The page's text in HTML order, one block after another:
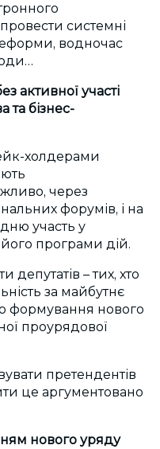
системні
водночас
активної участі
та бізнес-
холдерами
через
форумів, і на
участь у
програми дій.
– тих, хто
за майбутнє
формування нового
проурядової
претендентів
це аргументовано
нового уряду